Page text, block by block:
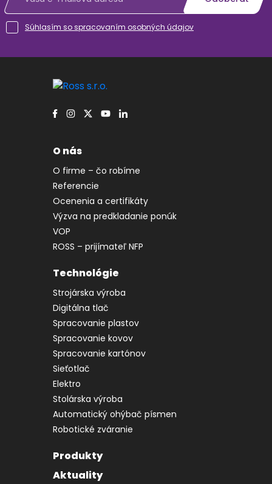
Súhlasím so spracovaním osobných údajov
O nás
O firme – čo robíme
Referencie
Ocenenia a certifikáty
Výzva na predkladanie ponúk
VOP
ROSS – prijímateľ NFP
Technológie
Strojárska výroba
Digitálna tlač
Spracovanie plastov
Spracovanie kovov
Spracovanie kartónov
Sieťotlač
Elektro
Stolárska výroba
Automatický ohýbač písmen
Robotické zváranie
Produkty
Aktuality